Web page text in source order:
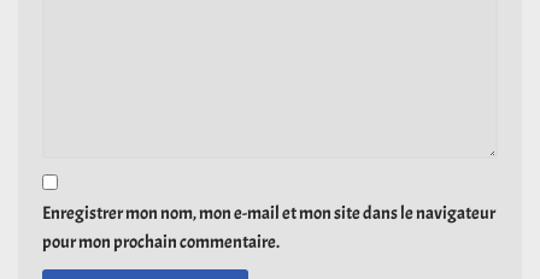
Enregistrer mon nom, mon e-mail et mon site dans le navigateur
pour mon prochain commentaire.